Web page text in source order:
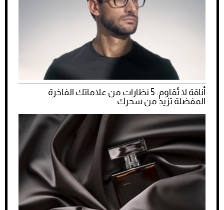
أناقة لا تُقاوم: 5 نظارات من علاماتك الفاخرة
المفضلة تزيد من سحرك